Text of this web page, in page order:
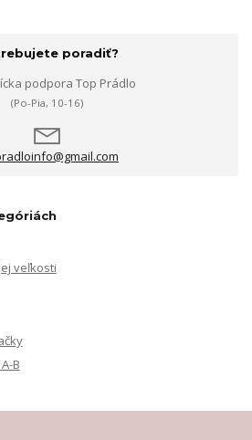
poradiť?
podpora Top Prádlo
(Po-Pia, 10-16)
veľkosti
B